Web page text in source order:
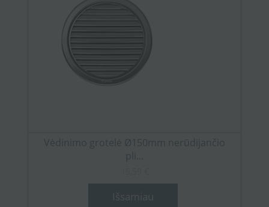
Vėdinimo grotelė Ø150mm nerūdijančio
pli...
Išsamiau